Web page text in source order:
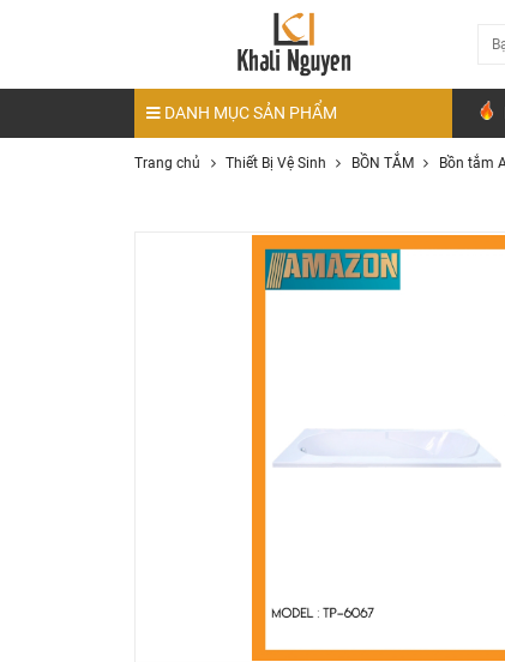
DANH MỤC SẢN PHẨM
Trang chủ Thiết Bị Vệ Sinh BỒN TẮM Bồn tắm